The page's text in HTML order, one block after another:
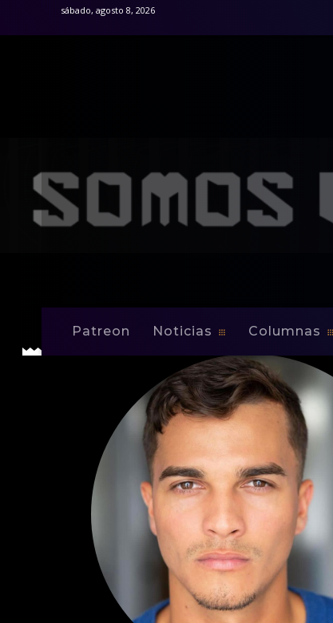
sábado, agosto 8, 2026
Patreon Noticias Columnas